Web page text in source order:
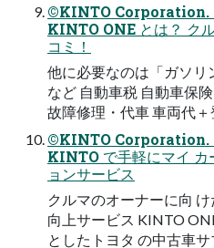
©KINTO
KINTO ONE とは？ ク
コミ！
他に必要なのは「ガソリ
など 自動車税 自動車保
故障修理・代車 車両代
©KINTO
KINTO で手軽にマイ カ
ョンサービス
クルマのオーナーに向
向上サービス KINTO
としたトヨタ の中古車